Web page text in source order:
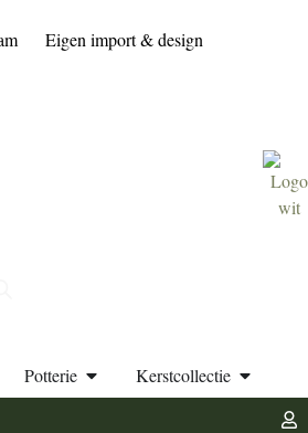
Eigen import & design
Potterie Kerstcollectie